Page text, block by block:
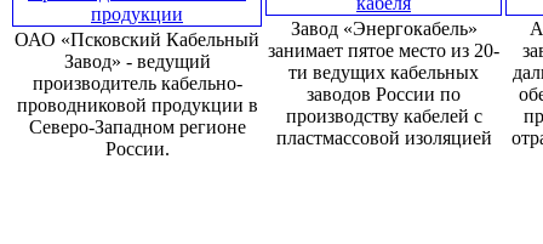
ОАО «Псковский Кабельный
Завод» - ведущий
производитель кабельно-
проводниковой продукции в
Северо-Западном регионе
России.
Завод «Энергокабель»
занимает пятое место из 20-
ти ведущих кабельных
заводов России по
производству кабелей с
пластмассовой изоляцией